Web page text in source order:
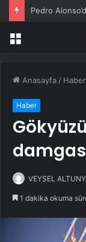
Pedro
Menü
Anasayfa / Haber
Haber
VEYSEL
1 dakika okuma